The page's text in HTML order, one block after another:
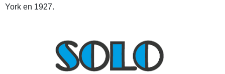
York en 1927.